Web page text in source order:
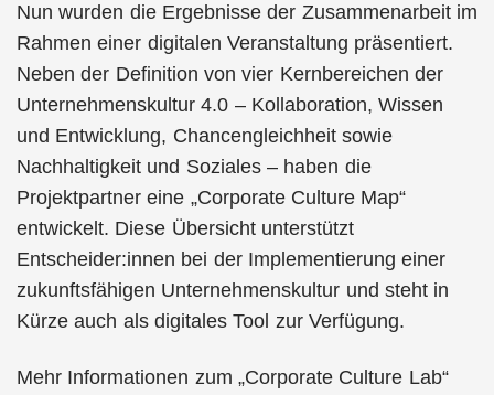
Nun wurden die Ergebnisse der Zusammenarbeit im
Rahmen einer digitalen Veranstaltung präsentiert.
Neben der Definition von vier Kernbereichen der
Unternehmenskultur 4.0 – Kollaboration, Wissen
und Entwicklung, Chancengleichheit sowie
Nachhaltigkeit und Soziales – haben die
Projektpartner eine „Corporate Culture Map“
entwickelt. Diese Übersicht unterstützt
Entscheider:innen bei der Implementierung einer
zukunftsfähigen Unternehmenskultur und steht in
Kürze auch als digitales Tool zur Verfügung.
Mehr Informationen zum „Corporate Culture Lab“